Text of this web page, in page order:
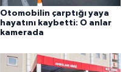
Otomobilin çarptığı yaya
hayatını kaybetti: O anlar
kamerada